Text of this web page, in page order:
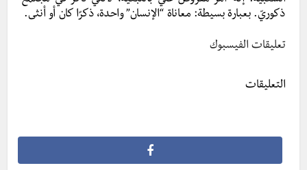
ذكوريّ. بعبارة بسيطة: معاناة “الإنسان” واحدة، ذكرًا كان أو أنثى.
تعليقات الفيسبوك
التعليقات